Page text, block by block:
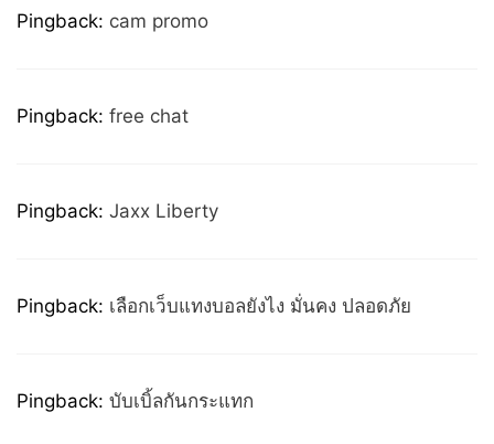
Pingback: cam promo
Pingback: free chat
Pingback: Jaxx Liberty
Pingback: เลือกเว็บแทงบอลยังไง มั่นคง ปลอดภัย
Pingback: บับเบิ้ลกันกระแทก